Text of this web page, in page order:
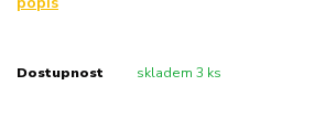
Dostupnost skladem 3 ks